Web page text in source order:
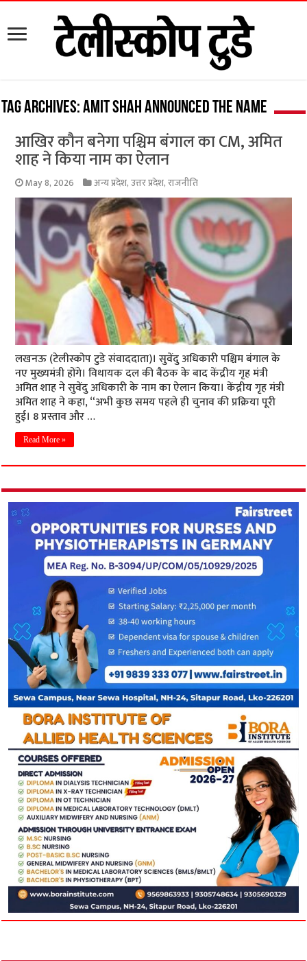
Tag Archives:Amit Shah announced the name
आखिर कौन बनेगा पश्चिम बंगाल का CM, अमित
शाह ने किया नाम का ऐलान
May 8, 2026 अन्य प्रदेश,उत्तर प्रदेश,राजनीति
लखनऊ (टेलीस्कोप टुडे संवाददाता)। सुवेंदु अधिकारी पश्चिम बंगाल के
नए मुख्यमंत्री होंगे। विधायक दल की बैठक के बाद केंद्रीय गृह मंत्री
अमित शाह ने सुवेंदु अधिकारी के नाम का ऐलान किया। केंद्रीय गृह मंत्री
अमित शाह ने कहा, “अभी कुछ समय पहले ही चुनाव की प्रक्रिया पूरी
हुई। 8 प्रस्ताव और …
Read More »